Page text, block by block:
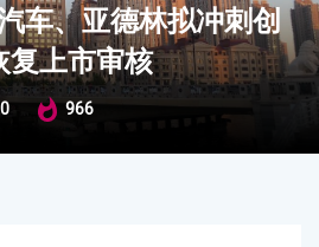
车、亚德林拟冲刺创
复上市审核
0 966